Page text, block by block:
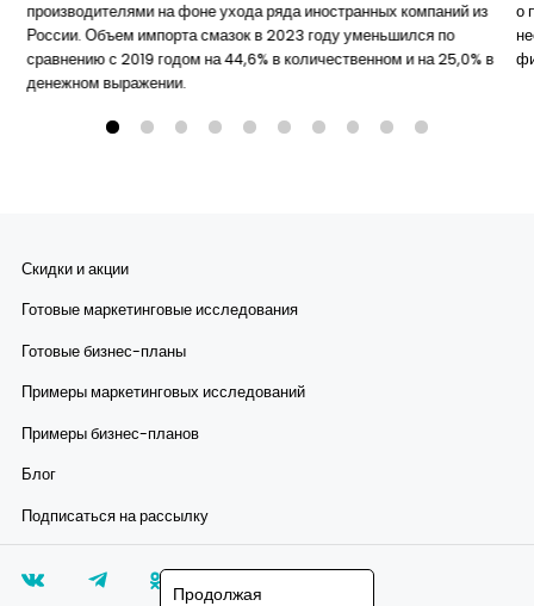
производителями на фоне ухода ряда иностранных компаний из
России. Объем импорта смазок в 2023 году уменьшился по
сравнению с 2019 годом на 44,6% в количественном и на 25,0% в
денежном выражении.
о
Скидки и акции
Готовые маркетинговые исследования
Готовые бизнес-планы
Примеры маркетинговых исследований
Примеры бизнес-планов
Блог
Подписаться на рассылку
Продолжая